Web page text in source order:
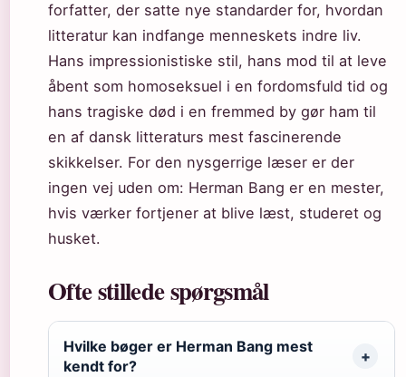
forfatter, der satte nye standarder for, hvordan
litteratur kan indfange menneskets indre liv.
Hans impressionistiske stil, hans mod til at leve
åbent som homoseksuel i en fordomsfuld tid og
hans tragiske død i en fremmed by gør ham til
en af dansk litteraturs mest fascinerende
skikkelser. For den nysgerrige læser er der
ingen vej uden om: Herman Bang er en mester,
hvis værker fortjener at blive læst, studeret og
husket.
Ofte stillede spørgsmål
Hvilke bøger er Herman Bang mest
kendt for?